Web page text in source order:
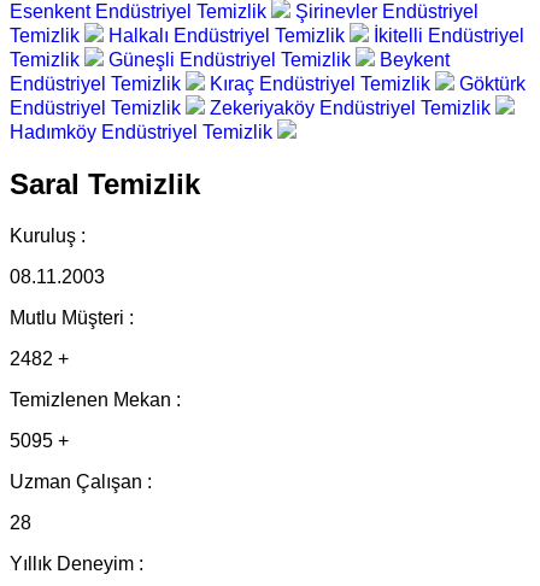
Esenkent Endüstriyel Temizlik
Şirinevler Endüstriyel
Temizlik
Halkalı Endüstriyel Temizlik
İkitelli Endüstriyel
Temizlik
Güneşli Endüstriyel Temizlik
Beykent
Endüstriyel Temizlik
Kıraç Endüstriyel Temizlik
Göktürk
Endüstriyel Temizlik
Zekeriyaköy Endüstriyel Temizlik
Hadımköy Endüstriyel Temizlik
Saral Temizlik
Kuruluş :
08.11.2003
Mutlu Müşteri :
2482 +
Temizlenen Mekan :
5095 +
Uzman Çalışan :
28
Yıllık Deneyim :